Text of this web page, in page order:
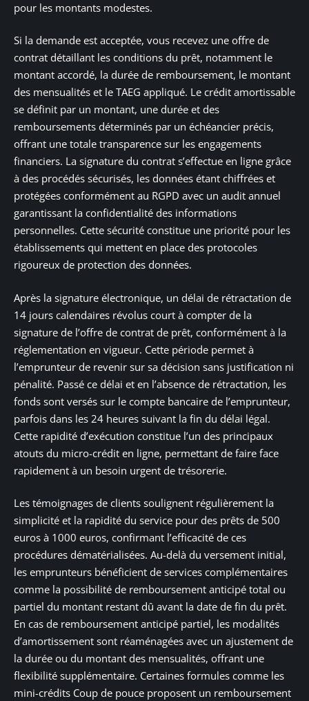
pour les montants modestes.
Si la demande est acceptée, vous recevez une offre de
contrat détaillant les conditions du prêt, notamment le
montant accordé, la durée de remboursement, le montant
des mensualités et le TAEG appliqué. Le crédit amortissable
se définit par un montant, une durée et des
remboursements déterminés par un échéancier précis,
offrant une totale transparence sur les engagements
financiers. La signature du contrat s’effectue en ligne grâce
à des procédés sécurisés, les données étant chiffrées et
protégées conformément au RGPD avec un audit annuel
garantissant la confidentialité des informations
personnelles. Cette sécurité constitue une priorité pour les
établissements qui mettent en place des protocoles
rigoureux de protection des données.
Après la signature électronique, un délai de rétractation de
14 jours calendaires révolus court à compter de la
signature de l’offre de contrat de prêt, conformément à la
réglementation en vigueur. Cette période permet à
l’emprunteur de revenir sur sa décision sans justification ni
pénalité. Passé ce délai et en l’absence de rétractation, les
fonds sont versés sur le compte bancaire de l’emprunteur,
parfois dans les 24 heures suivant la fin du délai légal.
Cette rapidité d’exécution constitue l’un des principaux
atouts du micro-crédit en ligne, permettant de faire face
rapidement à un besoin urgent de trésorerie.
Les témoignages de clients soulignent régulièrement la
simplicité et la rapidité du service pour des prêts de 500
euros à 1000 euros, confirmant l’efficacité de ces
procédures dématérialisées. Au-delà du versement initial,
les emprunteurs bénéficient de services complémentaires
comme la possibilité de remboursement anticipé total ou
partiel du montant restant dû avant la date de fin du prêt.
En cas de remboursement anticipé partiel, les modalités
d’amortissement sont réaménagées avec un ajustement de
la durée ou du montant des mensualités, offrant une
flexibilité supplémentaire. Certaines formules comme les
mini-crédits Coup de pouce proposent un remboursement